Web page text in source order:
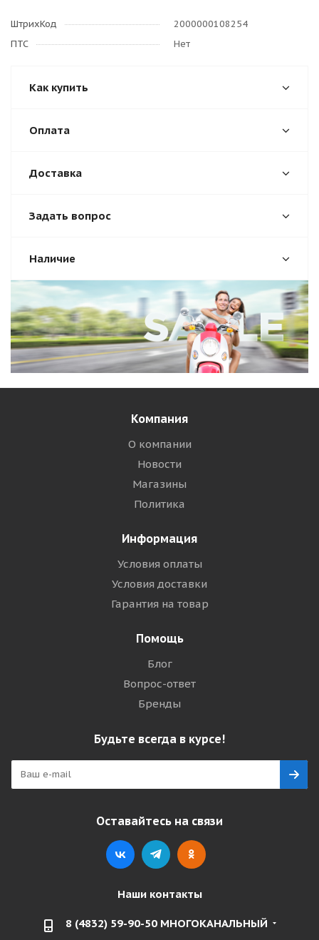
ШтрихКод
2000000108254
ПТС
Нет
Как купить
Оплата
Доставка
Задать вопрос
Наличие
Компания
О компании
Новости
Магазины
Политика
Информация
Условия оплаты
Условия доставки
Гарантия на товар
Помощь
Блог
Вопрос-ответ
Бренды
Будьте всегда в курсе!
Оставайтесь на связи
Наши контакты
8 (4832) 59-90-50 МНОГОКАНАЛЬНЫЙ